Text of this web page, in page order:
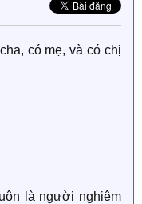
có mẹ, và có chị
là người nghiêm